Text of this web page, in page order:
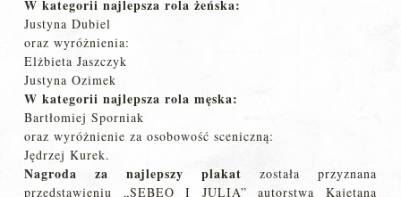
W kategorii najlepsza rola żeńska:
Justyna Dubiel
oraz wyróżnienia:
Elżbieta Jaszczyk
Justyna Ozimek
W kategorii najlepsza rola męska:
Bartłomiej Sporniak
oraz wyróżnienie za osobowość sceniczną:
Jędrzej Kurek.
Nagroda za najlepszy plakat została przyznana
przedstawieniu „SEBEO I JULIA” autorstwa Kajetana